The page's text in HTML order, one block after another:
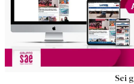
Sei